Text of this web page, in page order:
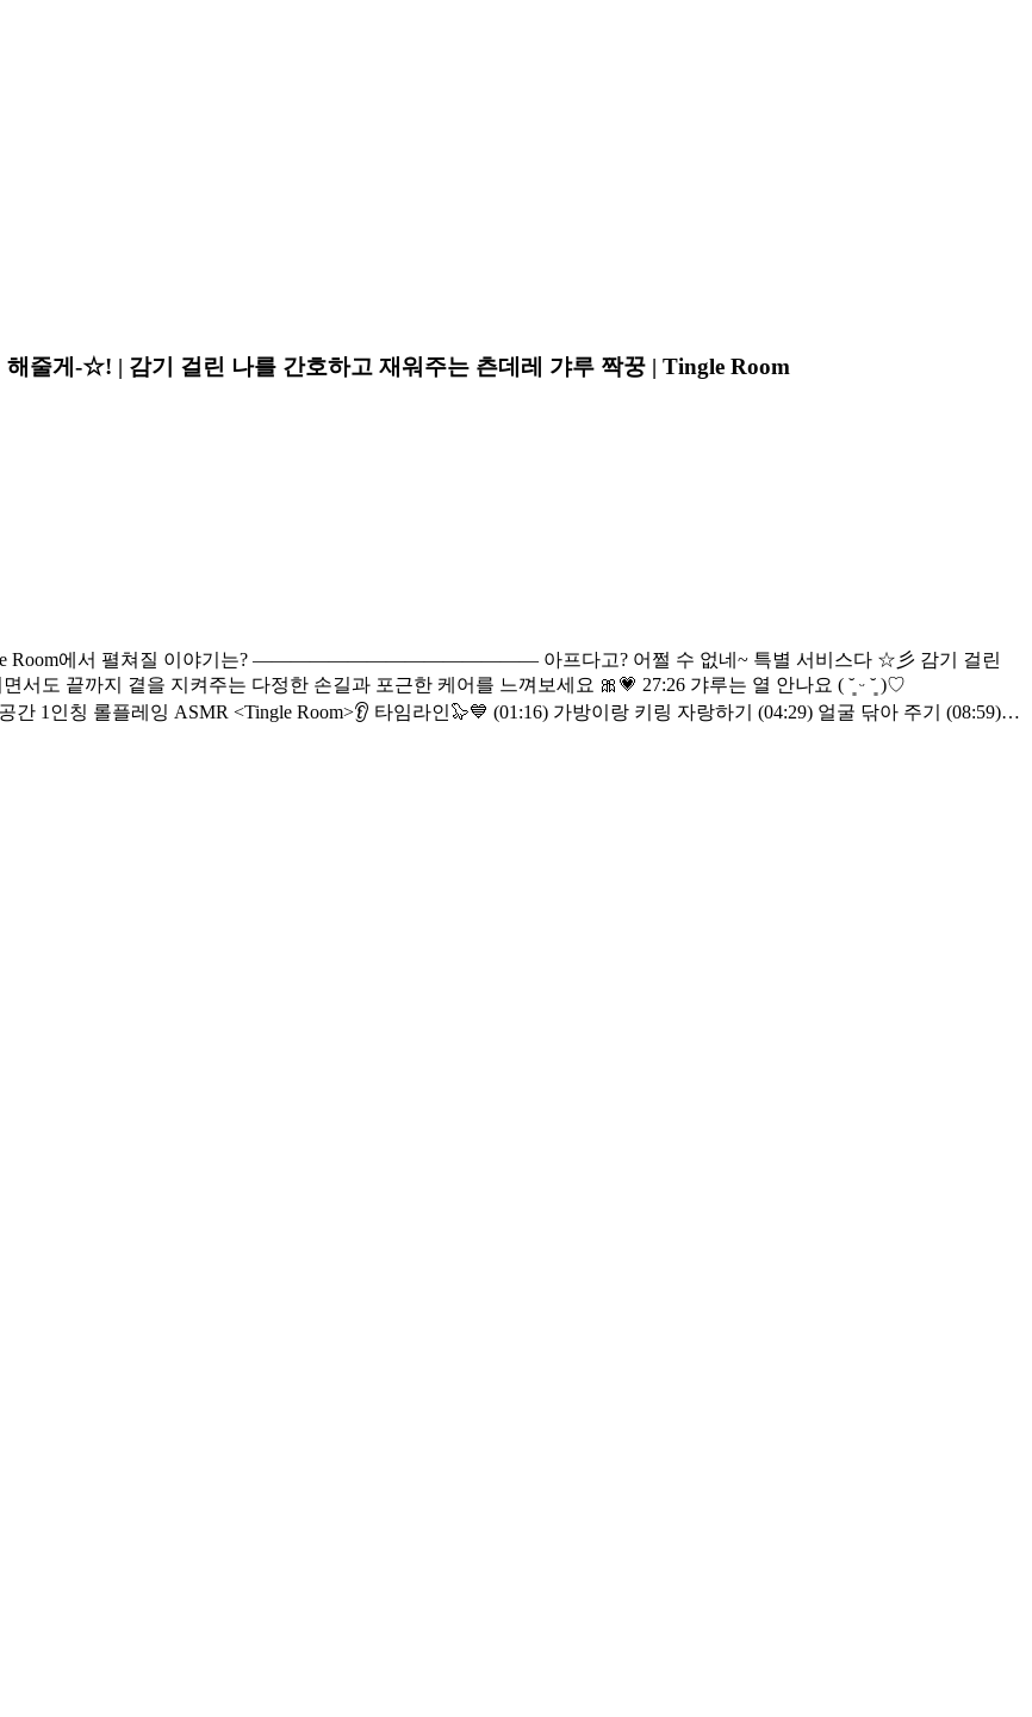
줄게-☆! | 감기 걸린 나를 간호하고 재워주는 츤데레 갸루 짝꿍 | Tingle Room
지켜주는 다정한 손길과 포근한 케어를 느껴보세요 🎀💗 27:26 갸루는 열 안나요 ( ˘͈ ᵕ ˘͈ )♡
(08:59)